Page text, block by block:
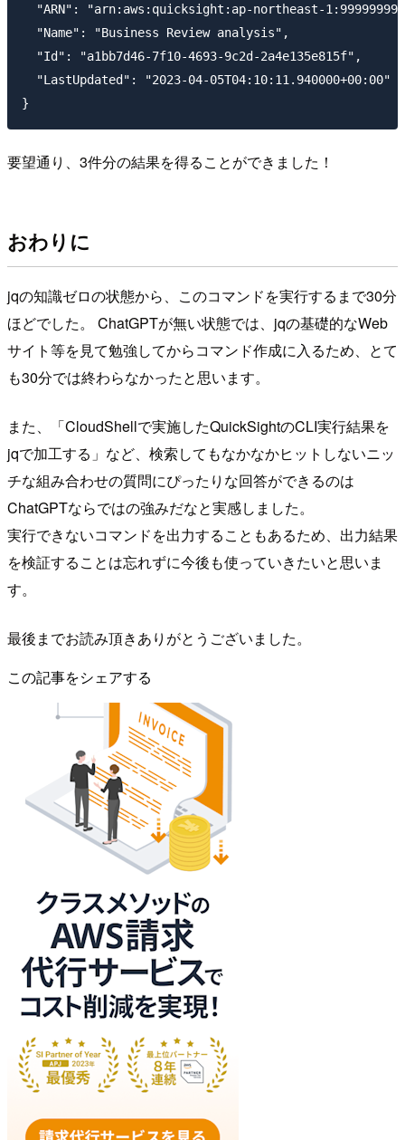
"ARN": "arn:aws:quicksight:ap-northeast-
  "Name": "Business Review analysis",
  "Id": "a1bb7d46-7f10-4693-9c2d-2a4e135e815f",
  "LastUpdated": "2023-04-05T04:10:11.940000+00:00"
要望通り、3件分の結果を得ることができました！
おわりに
jqの知識ゼロの状態から、このコマンドを実行するまで30分
ほどでした。 ChatGPTが無い状態では、jqの基礎的なWeb
サイト等を見て勉強してからコマンド作成に入るため、とて
も30分では終わらなかったと思います。
また、「CloudShellで実施したQuickSightのCLI実行結果を
jqで加工する」など、検索してもなかなかヒットしないニッ
チな組み合わせの質問にぴったりな回答ができるのは
ChatGPTならではの強みだなと実感しました。
実行できないコマンドを出力することもあるため、出力結果
を検証することは忘れずに今後も使っていきたいと思いま
す。
最後までお読み頂きありがとうございました。
この記事をシェアする